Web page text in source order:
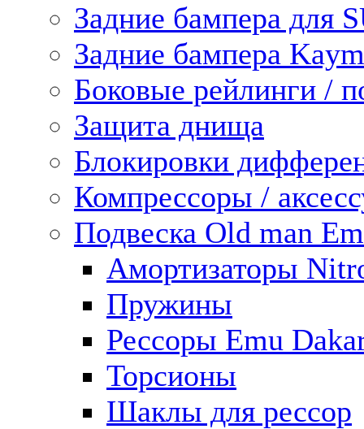
Задние бампера для
Задние бампера
Боковые рейлинги /
Защита днища
Блокировки
Компрессоры /
Подвеска Old man
Амортизаторы
Пружины
Рессоры Emu
Торсионы
Шаклы для рессор